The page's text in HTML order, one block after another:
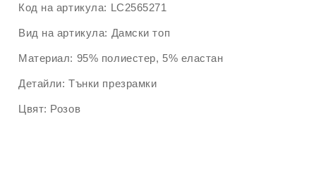
Код на артикула: LC2565271
Вид на артикула: Дамски топ
Материал: 95% полиестер, 5% еластан
Детайли: Тънки презрамки
Цвят: Розов